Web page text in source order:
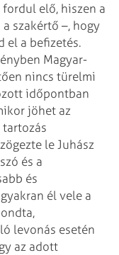
elő, hiszen a
szakértő –, hogy
el a befizetés.
Magyar­
nincs türelmi
időpontban
jöhet az
tartozás
le Juhász
és a
és
él vele a
levonás esetén
az adott